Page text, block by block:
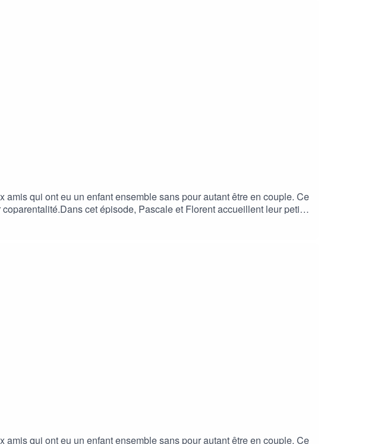
qui ont eu un enfant ensemble sans pour autant être en couple. Ce
cet épisode, Pascale et Florent accueillent leur petit
Brosch, et l’illustration est de Pauline Ramos.Pour soutenir ce
une note et un avis sur ladite plateforme- le partager sur vos réseaux-
AddictTwitterInstagramEmail : sixtinelys@hotmail.comLes prochains
qui ont eu un enfant ensemble sans pour autant être en couple. Ce